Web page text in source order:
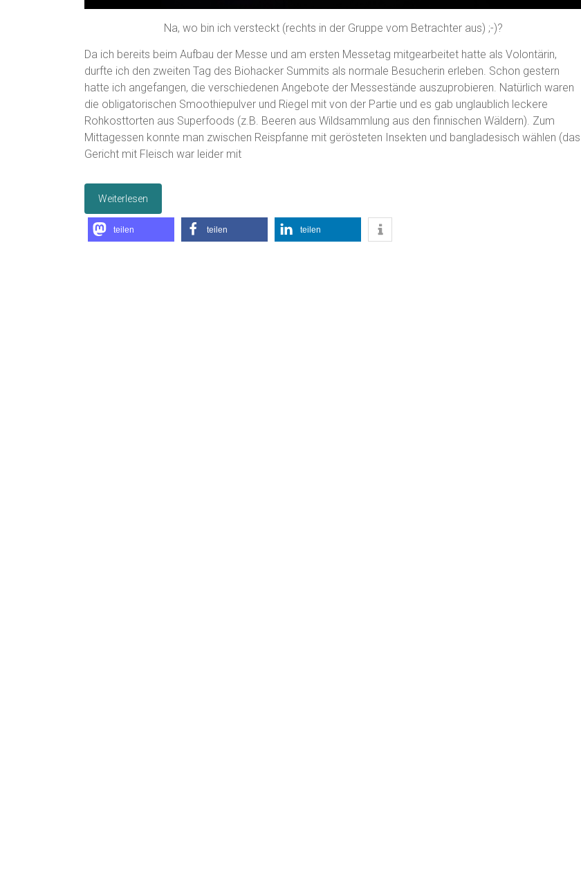
Na, wo bin ich versteckt (rechts in der Gruppe vom Betrachter aus) ;-)?
Da ich bereits beim Aufbau der Messe und am ersten Messetag mitgearbeitet hatte als Volontärin,
durfte ich den zweiten Tag des Biohacker Summits als normale Besucherin erleben. Schon gestern
hatte ich angefangen, die verschiedenen Angebote der Messestände auszuprobieren. Natürlich waren
die obligatorischen Smoothiepulver und Riegel mit von der Partie und es gab unglaublich leckere
Rohkosttorten aus Superfoods (z.B. Beeren aus Wildsammlung aus den finnischen Wäldern). Zum
Mittagessen konnte man zwischen Reispfanne mit gerösteten Insekten und bangladesisch wählen (das
Gericht mit Fleisch war leider mit
Weiterlesen
teilen teilen teilen